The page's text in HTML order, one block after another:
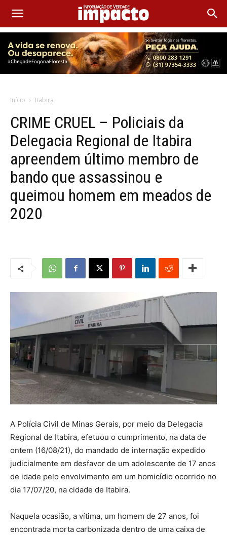
Início Itabira
CRIME CRUEL – Policiais da
Delegacia Regional de Itabira
apreendem último membro de
bando que assassinou e
queimou homem em meados de
2020
A Polícia Civil de Minas Gerais, por meio da Delegacia
Regional de Itabira, efetuou o cumprimento, na data de
ontem (16/08/21), do mandado de internação expedido
judicialmente em desfavor de um adolescente de 17 anos
de idade pelo envolvimento em um homicídio ocorrido no
dia 17/07/20, na cidade de Itabira.
Naquela ocasião, a vítima, um homem de 27 anos, foi
encontrada morta carbonizada dentro de uma caixa de